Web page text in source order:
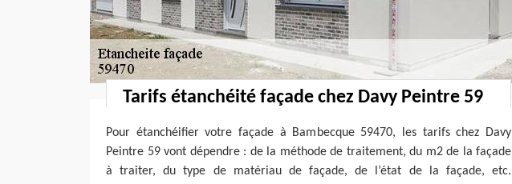
Tarifs étanchéité façade chez Davy Peintre 59
Pour étanchéifier votre façade à Bambecque 59470, les tarifs chez Davy
Peintre 59 vont dépendre : de la méthode de traitement, du m2 de la façade
à traiter, du type de matériau de façade, de l’état de la façade, etc.